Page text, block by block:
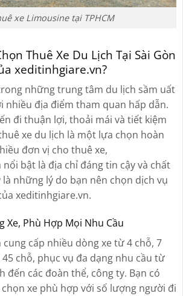
xe Limousine tại TPHCM
Thuê Xe Du Lịch Tại Sài Gòn
xeditinhgiare.vn?
những trung tâm du lịch sầm uất
nhiều địa điểm tham quan hấp dẫn.
đi thuận lợi, thoải mái và tiết kiệm
xe du lịch là một lựa chọn hoàn
đơn vị cho thuê xe,
bật là địa chỉ đáng tin cậy và chất
những lý do bạn nên chọn dịch vụ
xeditinhgiare.vn.
Xe, Phù Hợp Mọi Nhu Cầu
cấp nhiều dòng xe từ 4 chỗ, 7
chỗ, phục vụ đa dạng nhu cầu từ
đến các đoàn thể, công ty. Bạn có
xe phù hợp với số lượng người đi